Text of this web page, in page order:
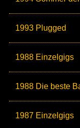
1993 Plugged
1988 Einzelgigs
1988 Die beste
1987 Einzelgigs